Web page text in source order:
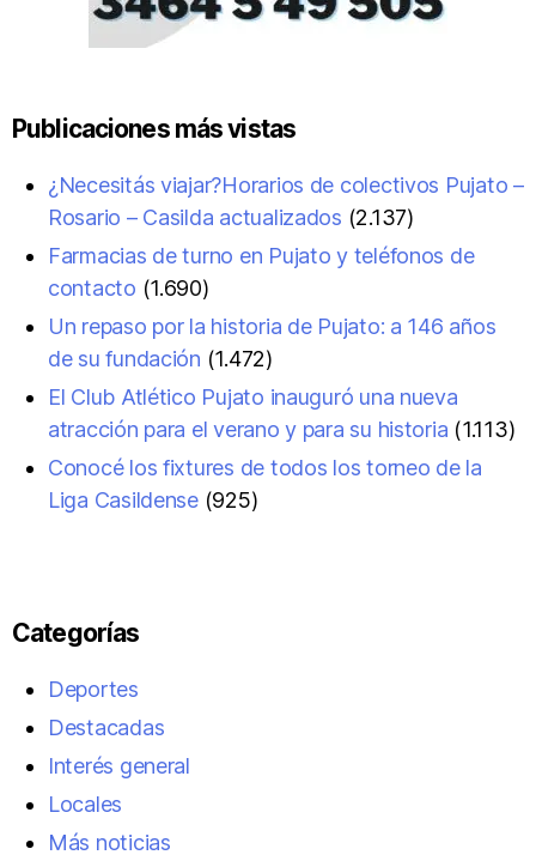
Publicaciones más vistas
¿Necesitás viajar?Horarios de colectivos Pujato –
Rosario – Casilda actualizados (2.137)
Farmacias de turno en Pujato y teléfonos de
contacto (1.690)
Un repaso por la historia de Pujato: a 146 años
de su fundación (1.472)
El Club Atlético Pujato inauguró una nueva
atracción para el verano y para su historia (1.113)
Conocé los fixtures de todos los torneo de la
Liga Casildense (925)
Categorías
Deportes
Destacadas
Interés general
Locales
Más noticias